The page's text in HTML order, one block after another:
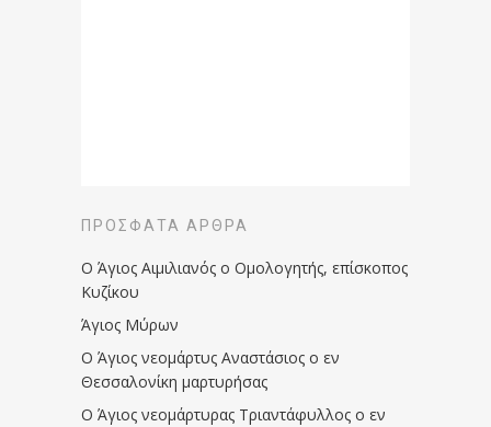
ΠΡΌΣΦΑΤΑ ΆΡΘΡΑ
Ο Άγιος Αιμιλιανός ο Ομολογητής, επίσκοπος
Κυζίκου
Άγιος Μύρων
Ο Άγιος νεομάρτυς Αναστάσιος ο εν
Θεσσαλονίκη μαρτυρήσας
Ο Άγιος νεομάρτυρας Τριαντάφυλλος ο εν